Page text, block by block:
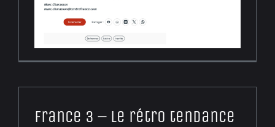
France 3 – Le rétro tendance